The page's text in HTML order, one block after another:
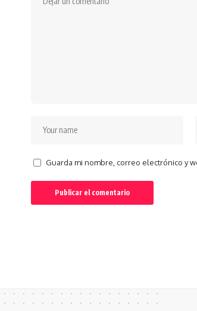
Guarda mi nombre, correo electrónico y